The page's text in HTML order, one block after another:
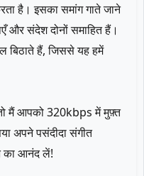
है। इसका समांग गाते जाने
और संदेश दोनों समाहित हैं।
बिठाते हैं, जिससे यह हमें
मैं आपको 320kbps में मुफ़्त
अपने पसंदीदा संगीत
का आनंद लें!